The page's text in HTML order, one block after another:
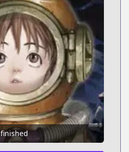
finished